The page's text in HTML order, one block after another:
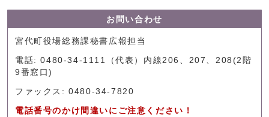
お問い合わせ
宮代町役場総務課秘書広報担当
電話: 0480-34-1111（代表）内線206、207、208(2階
9番窓口)
ファックス: 0480-34-7820
電話番号のかけ間違いにご注意ください！